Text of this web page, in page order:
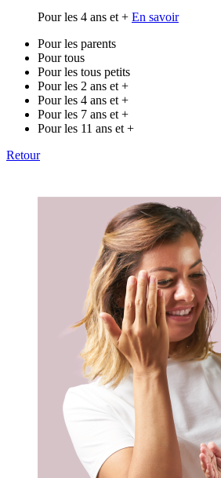
Pour les 4 ans et + En savoir
Pour les parents
Pour tous
Pour les tous petits
Pour les 2 ans et +
Pour les 4 ans et +
Pour les 7 ans et +
Pour les 11 ans et +
Retour